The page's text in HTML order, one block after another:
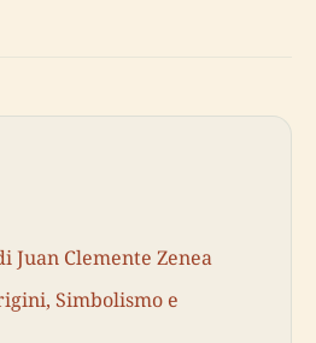
Juan Clemente Zenea
Simbolismo e